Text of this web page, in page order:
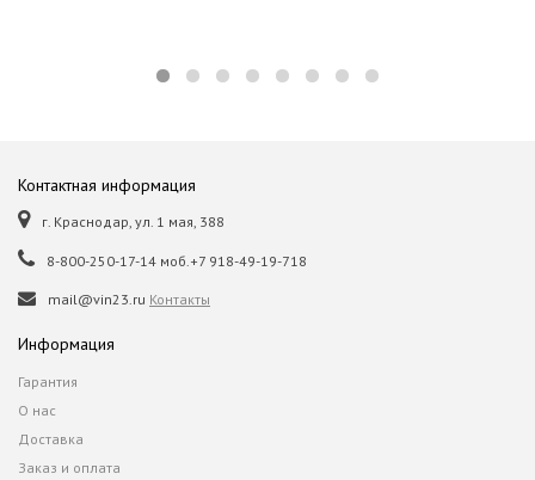
Контактная информация
г. Краснодар, ул. 1 мая, 388
8-800-250-17-14 моб.+7 918-49-19-718
mail@vin23.ru Контакты
Информация
Гарантия
О нас
Доставка
Заказ и оплата